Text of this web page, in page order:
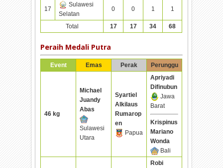
17
Sulawesi
Selatan
0 0 1 1
Total 17 17 34 68
Peraih Medali Putra
Event Emas Perak Perunggu
46 kg
Michael
Juandy
Abas
Sulawesi
Utara
Syartiel
Alkilaus
Rumarop
en
Papua
Apriyadi
Difinubun
Jawa
Barat
Krispinus
Mariano
Wonda
Bali
Robi